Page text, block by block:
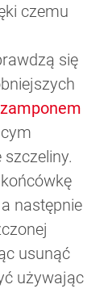
czemu
się
następnie
usunąć
używając